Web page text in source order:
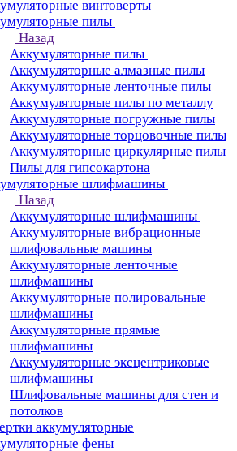
винтоверты
пилы
Назад
Аккумуляторные пилы
Аккумуляторные алмазные пилы
Аккумуляторные ленточные пилы
Аккумуляторные пилы по металлу
Аккумуляторные погружные пилы
Аккумуляторные торцовочные пилы
Аккумуляторные циркулярные пилы
Пилы для гипсокартона
шлифмашины
Назад
Аккумуляторные шлифмашины
Аккумуляторные вибрационные
шлифовальные машины
Аккумуляторные ленточные
шлифмашины
Аккумуляторные полировальные
шлифмашины
Аккумуляторные прямые
шлифмашины
Аккумуляторные эксцентриковые
шлифмашины
Шлифовальные машины для стен и
потолков
аккумуляторные
фены